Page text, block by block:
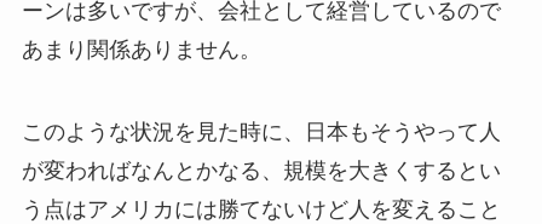
ーンは多いですが、会社として経営しているので
あまり関係ありません。
このような状況を見た時に、日本もそうやって人
が変わればなんとかなる、規模を大きくするとい
う点はアメリカには勝てないけど人を変えること